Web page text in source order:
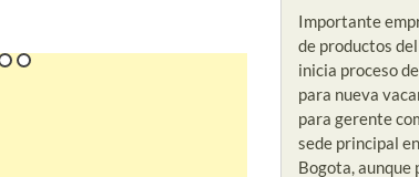
Importante
de productos
inicia proceso
para nueva
para gerente
sede principal
Bogota, aunque